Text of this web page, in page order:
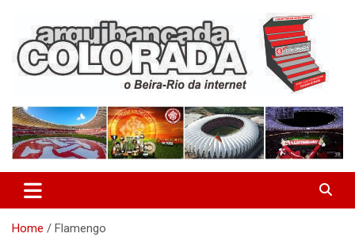
content
Arquibancada Colorada
Home Flamengo